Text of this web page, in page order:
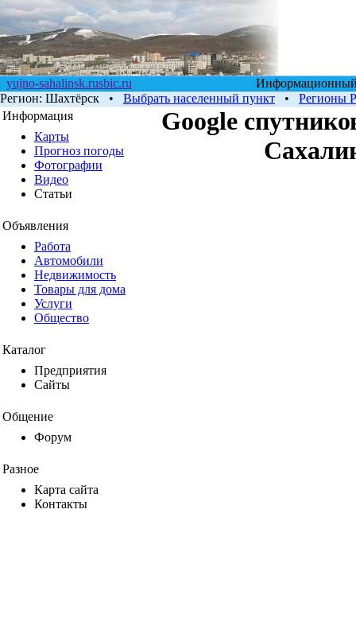
yujno-sahalinsk.rusbic.ru
Информационный
Регион: Шахтёрск • Выбрать населенный пункт • Регионы
Информация
Карты
Прогноз погоды
Фотографии
Видео
Статьи
Объявления
Работа
Автомобили
Недвижимость
Товары для дома
Услуги
Общество
Каталог
Предприятия
Сайты
Общение
Форум
Разное
Карта сайта
Контакты
Google